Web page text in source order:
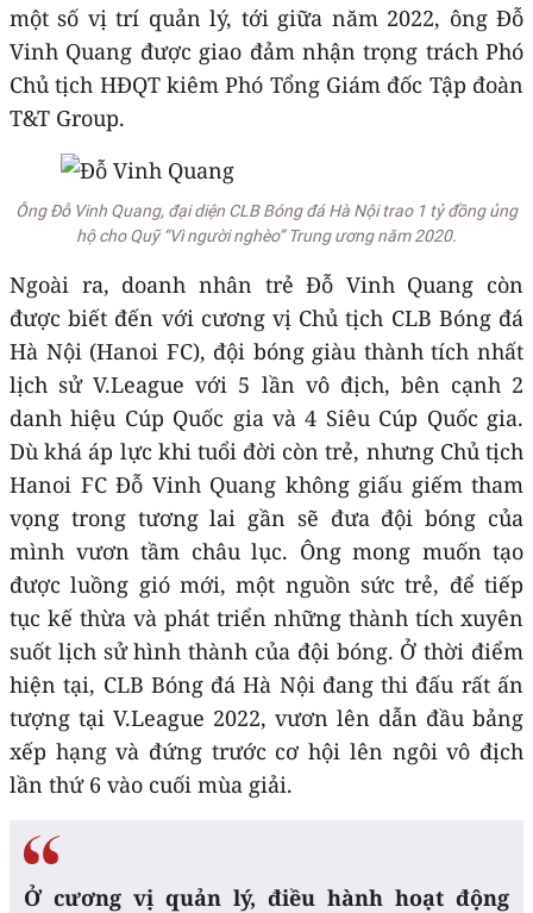
một số vị trí quản lý, tới giữa năm 2022, ông Đỗ
Vinh Quang được giao đảm nhận trọng trách Phó
Chủ tịch HĐQT kiêm Phó Tổng Giám đốc Tập đoàn
T&T Group.
Ông Đỗ Vinh Quang, đại diện CLB Bóng đá Hà Nội trao 1 tỷ đồng ủng
hộ cho Quỹ “Vì người nghèo” Trung ương năm 2020.
Ngoài ra, doanh nhân trẻ Đỗ Vinh Quang còn
được biết đến với cương vị Chủ tịch CLB Bóng đá
Hà Nội (Hanoi FC), đội bóng giàu thành tích nhất
lịch sử V.League với 5 lần vô địch, bên cạnh 2
danh hiệu Cúp Quốc gia và 4 Siêu Cúp Quốc gia.
Dù khá áp lực khi tuổi đời còn trẻ, nhưng Chủ tịch
Hanoi FC Đỗ Vinh Quang không giấu giếm tham
vọng trong tương lai gần sẽ đưa đội bóng của
mình vươn tầm châu lục. Ông mong muốn tạo
được luồng gió mới, một nguồn sức trẻ, để tiếp
tục kế thừa và phát triển những thành tích xuyên
suốt lịch sử hình thành của đội bóng. Ở thời điểm
hiện tại, CLB Bóng đá Hà Nội đang thi đấu rất ấn
tượng tại V.League 2022, vươn lên dẫn đầu bảng
xếp hạng và đứng trước cơ hội lên ngôi vô địch
lần thứ 6 vào cuối mùa giải.
Ở cương vị quản lý, điều hành hoạt động